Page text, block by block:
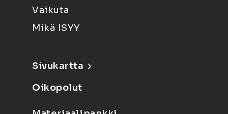
Vaikuta
Mikä ISYY
Sivukartta
Oikopolut